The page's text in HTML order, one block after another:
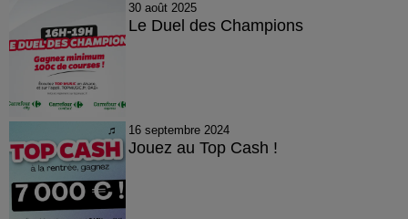
30 août 2025
Le Duel des Champions
16 septembre 2024
Jouez au Top Cash !